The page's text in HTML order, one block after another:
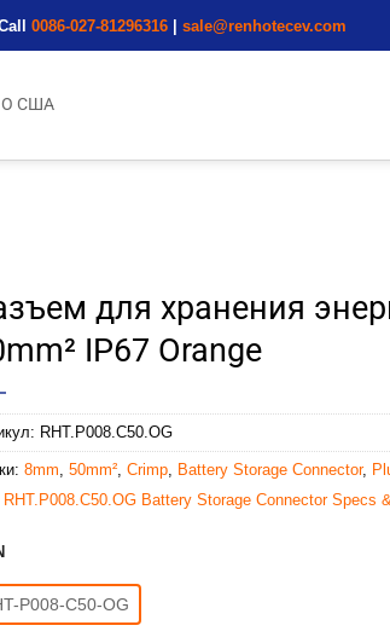
0086-027-81296316| sale@renhotecev.com
О США
для хранения
IP67 Orange
RHT.P008.C50.OG
8mm 50mm² Crimp Battery Storage Connector,
RHT.P008.C50.OG Battery Storage Connector Specs
P008-C50-OG